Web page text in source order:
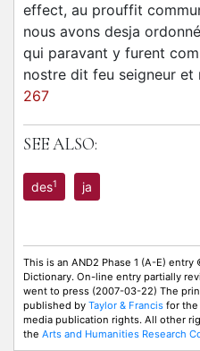
effect, au prouffit
nous avons desja
qui paravant y furent
nostre dit feu seigneur et
267
SEE ALSO:
des1 ja
This is an AND2 Phase 1 (A-E)
Dictionary. On-line entry partially
went to press (2007-03-22) The
published by Taylor & Francis for the
media publication rights. All other
the Arts and Humanities Research